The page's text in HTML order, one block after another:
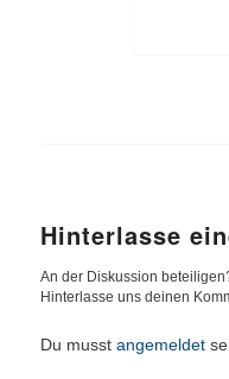
Hinterlasse
An der Diskussion
Hinterlasse uns deinen
Du musst angemeldet